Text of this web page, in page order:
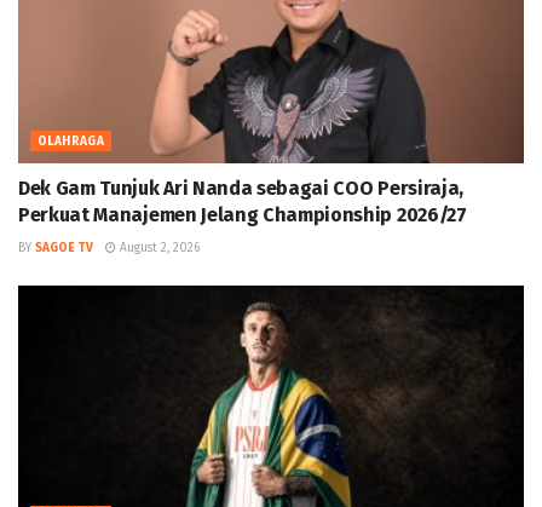
OLAHRAGA
Dek Gam Tunjuk Ari Nanda sebagai COO Persiraja,
Perkuat Manajemen Jelang Championship 2026/27
BY SAGOE TV August 2, 2026